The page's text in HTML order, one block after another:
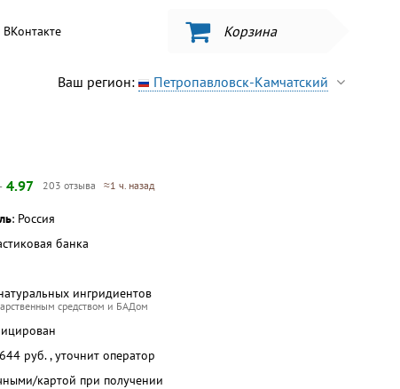
ВКонтакте Корзина
Ваш регион: Петропавловск-Камчатский
4.97 203 отзыва ≈1 ч. назад
: Россия
банка
ингридиентов
средством и БАДом
руб. , уточнит оператор
картой при получении